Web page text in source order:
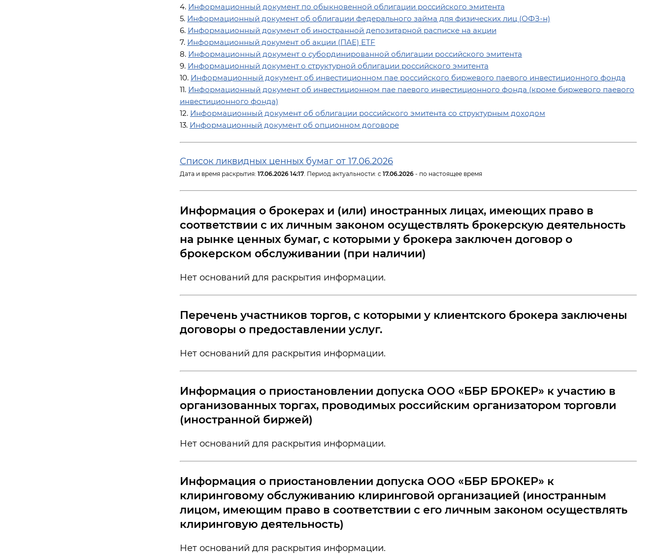
4. Информационный документ по обыкновенной облигации российского эмитента
5. Информационный документ об облигации федерального займа для физических лиц (ОФЗ-н)
6. Информационный документ об иностранной депозитарной расписке на акции
7. Информационный документ об акции (ПАЕ) ETF
8. Информационный документ о субординированной облигации российского эмитента
9. Информационный документ о структурной облигации российского эмитента
10. Информационный документ об инвестиционном пае российского биржевого паевого инвестиционного фонда
11. Информационный документ об инвестиционном пае паевого инвестиционного фонда (кроме биржевого паевого
инвестиционного фонда)
12. Информационный документ об облигации российского эмитента со структурным доходом
13. Информационный документ об опционном договоре
Список ликвидных ценных бумаг от 17.06.2026
Дата и время раскрытия: 17.06.2026 14:17. Период актуальности: c 17.06.2026- по настоящее время
Информация о брокерах и (или) иностранных лицах, имеющих право в
соответствии с их личным законом осуществлять брокерскую деятельность
на рынке ценных бумаг, с которыми у брокера заключен договор о
брокерском обслуживании (при наличии)
Нет оснований для раскрытия информации.
Перечень участников торгов, с которыми у клиентского брокера заключены
договоры о предоставлении услуг.
Нет оснований для раскрытия информации.
Информация о приостановлении допуска ООО «ББР БРОКЕР» к участию в
организованных торгах, проводимых российским организатором торговли
(иностранной биржей)
Нет оснований для раскрытия информации.
Информация о приостановлении допуска ООО «ББР БРОКЕР» к
клиринговому обслуживанию клиринговой организацией (иностранным
лицом, имеющим право в соответствии с его личным законом осуществлять
клиринговую деятельность)
Нет оснований для раскрытия информации.